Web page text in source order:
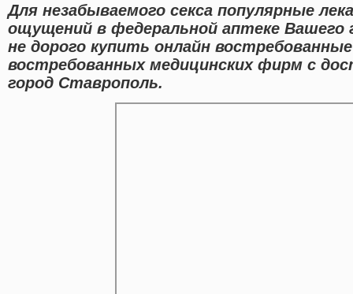
Для незабываемого секса популярные
ощущений в федеральной аптеке Вашего
не дорого купить онлайн
востребованных медицинских фирм с
город Ставрополь.